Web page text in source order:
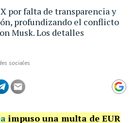
por falta de transparencia y
profundizando el conflicto
Musk. Los detalles
sociales
impuso una multa de EUR